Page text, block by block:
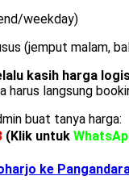
weekday)
(jemput malam,
kasih harga
harus langsung
buat tanya harga:
(Klik untuk
ke